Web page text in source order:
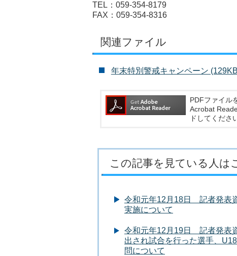
TEL：059-354-8179
FAX：059-354-8316
関連ファイル
年末特別警戒キャンペーン
PDFファイル
Acrobat
ドしてくださ
この記事を見ている人は
令和元年12月18日 記者発表
実施について
令和元年12月19日 記者発表
出され試合を行った選手、
問について